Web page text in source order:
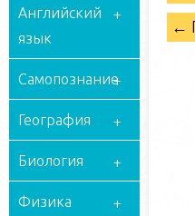
Английский
язык
Самопознание
География
Биология
Физика
←